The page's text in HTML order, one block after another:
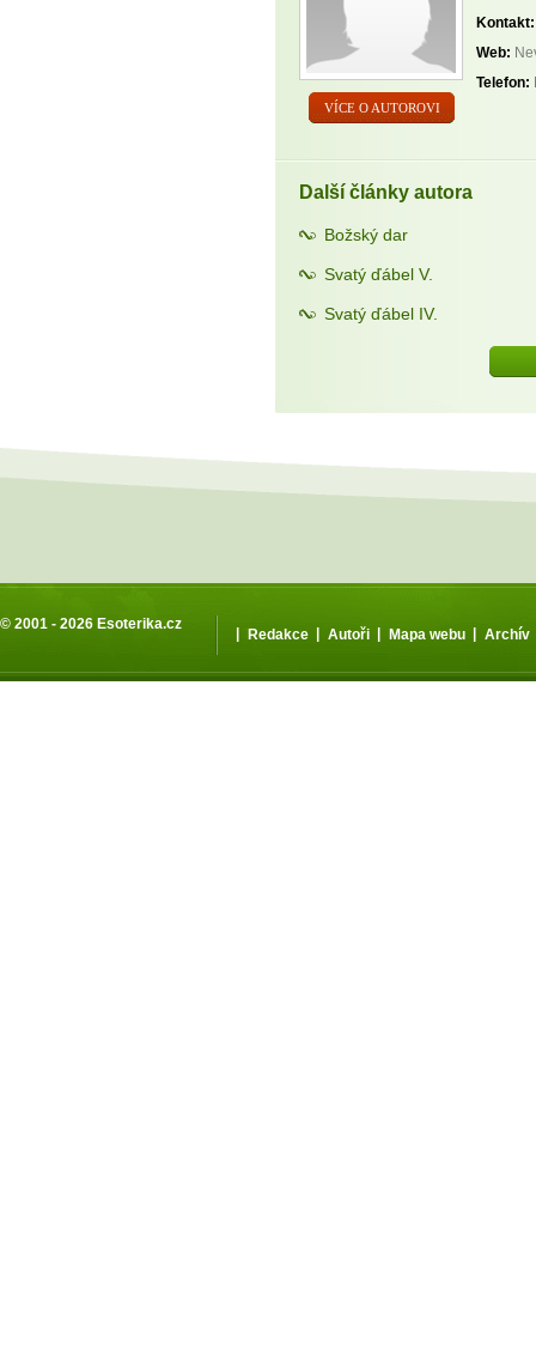
VÍCE O AUTOROVI
Kontakt:
Web:
Telefon:
Další články autora
Božský dar
Svatý ďábel V.
Svatý ďábel IV.
© 2001 - 2026 Esoterika.cz
| Redakce | Autoři | Mapa webu | Archív